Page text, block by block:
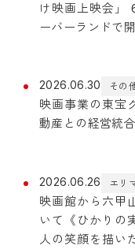
け映画上映会」
ーバーランドで開
2026.06.30 その
映画事業の東宝
動産との経営統
2026.06.26 エリ
映画館から六甲
いて《ひかりの
人の笑顔を描い